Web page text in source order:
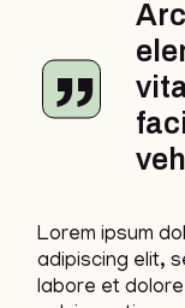
Lorem ipsum
adipiscing elit,
labore et dolore